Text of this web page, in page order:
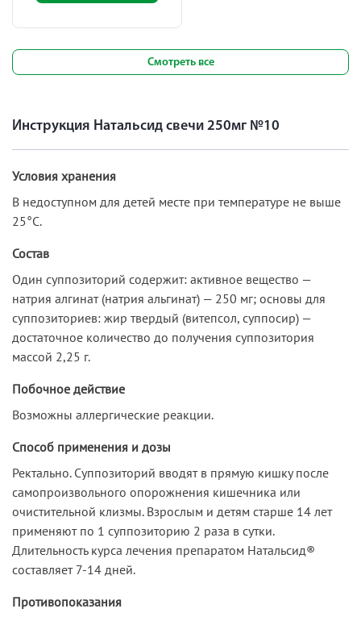
Смотреть все
Инструкция Натальсид свечи 250мг №10
Условия хранения
В недоступном для детей месте при температуре не выше
25°С.
Состав
Один суппозиторий содержит: активное вещество —
натрия алгинат (натрия альгинат) — 250 мг; основы для
суппозиториев: жир твердый (витепсол, суппосир) —
достаточное количество до получения суппозитория
массой 2,25 г.
Побочное действие
Возможны аллергические реакции.
Способ применения и дозы
Ректально. Суппозиторий вводят в прямую кишку после
самопроизвольного опорожнения кишечника или
очистительной клизмы. Взрослым и детям старше 14 лет
применяют по 1 суппозиторию 2 раза в сутки.
Длительность курса лечения препаратом Натальсид®
составляет 7-14 дней.
Противопоказания